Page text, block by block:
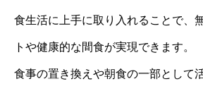
食生活に上手に取り入れることで、
トや健康的な間食が実現できます。
食事の置き換えや朝食の一部として